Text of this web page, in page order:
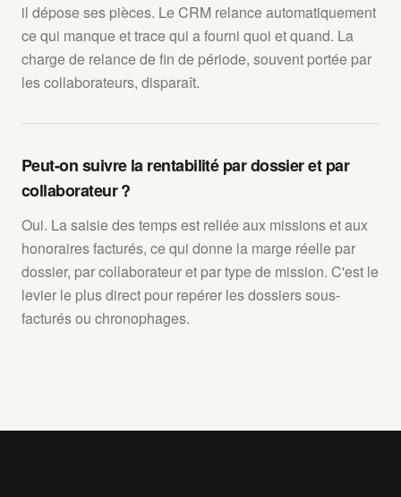
il dépose ses pièces. Le CRM relance automatiquement
ce qui manque et trace qui a fourni quoi et quand. La
charge de relance de fin de période, souvent portée par
les collaborateurs, disparaît.
Peut-on suivre la rentabilité par dossier et par
collaborateur ?
Oui. La saisie des temps est reliée aux missions et aux
honoraires facturés, ce qui donne la marge réelle par
dossier, par collaborateur et par type de mission. C'est le
levier le plus direct pour repérer les dossiers sous-
facturés ou chronophages.